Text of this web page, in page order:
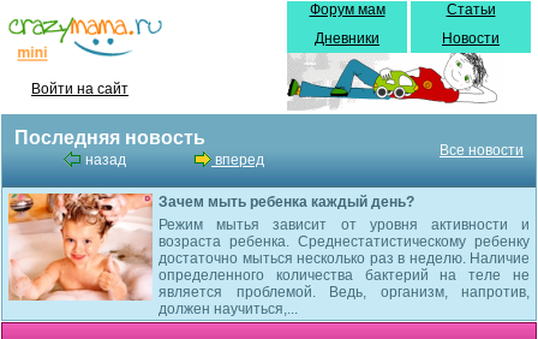
Войти на сайт
Форум мам
Дневники
Статьи
Новости
Последняя новость
назад вперед
Все новости
Зачем мыть ребенка каждый день?
Режим мытья зависит от уровня активности и
возраста ребенка. Среднестатистическому ребенку
достаточно мыться несколько раз в неделю. Наличие
определенного количества бактерий на теле не
является проблемой. Ведь, организм, напротив,
должен научиться,...